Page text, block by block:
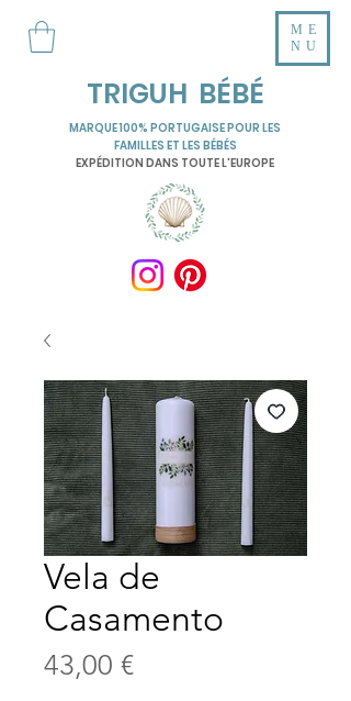
TRIGUH BÉBÉ
ME
NU
MARQUE 100% PORTUGAISE POUR LES
FAMILLES ET LES BÉBÉS
EXPÉDITION DANS TOUTE L'EUROPE
Vela de
Casamento
43,00 €Prix